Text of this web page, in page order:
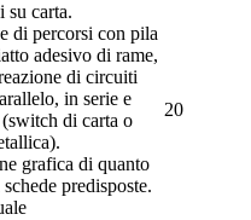
su carta.
di percorsi con pila
adesivo di rame,
di circuiti
in serie e
di carta o
grafica di quanto
predisposte.
20